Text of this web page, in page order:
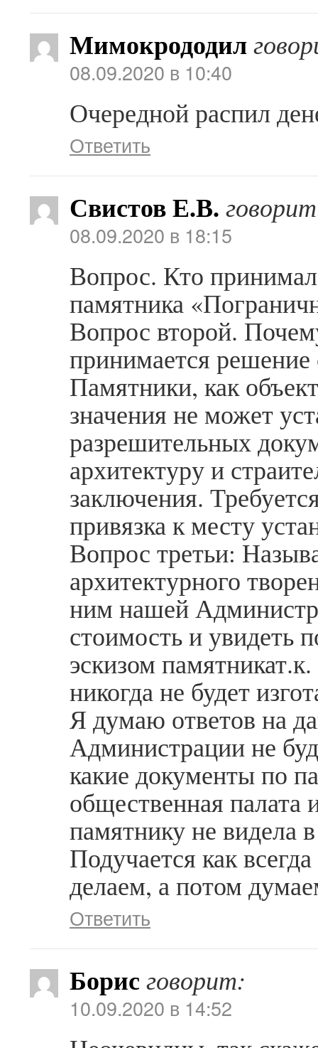
Мимокрододил
08.09.2020 в 10:40
Очередной распил
Ответить
Свистов Е.В.
08.09.2020 в 18:15
Вопрос. Кто
памятника
Вопрос второй.
принимается решение
Памятники, как
значения не может
разрешительных
архитектуру и
заключения.
привязка к месту
Вопрос третьи:
архитектурного
ним нашей
стоимость и увидеть
эскизом
никогда не будет
Я думаю ответов на
Администрации не
какие документы по
общественная
памятнику не видела в
Подучается как
делаем, а потом
Ответить
Борис говорит:
10.09.2020 в 14:52